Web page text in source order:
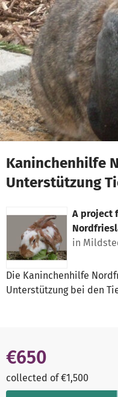
Skip to main content
Show accessibility
Kaninchenhilfe
Unterstützung
A project
in
Die Kaninchenhilfe
Unterstützung bei den
€650
collected of €1,500